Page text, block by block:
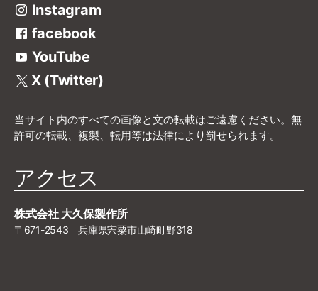
Instagram
facebook
YouTube
X (Twitter)
当サイト内のすべての画像と文の転載はご遠慮ください。無
許可の転載、複製、転用等は法律により罰せられます。
アクセス
株式会社 大久保製作所
〒671-2543 兵庫県宍粟市山崎町野318